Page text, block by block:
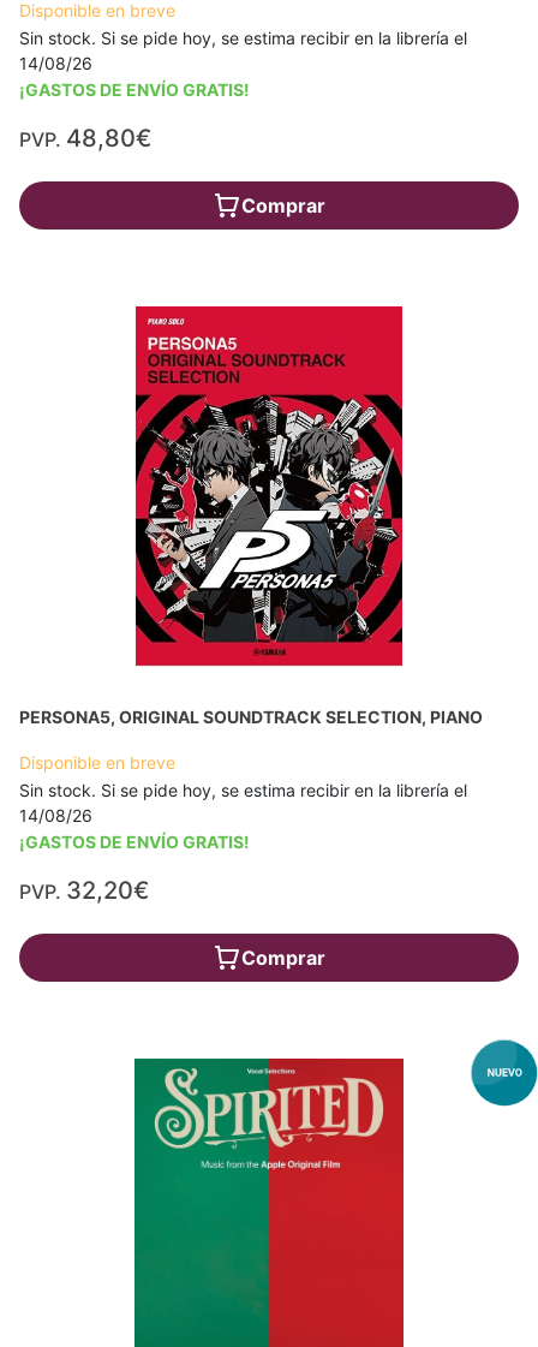
Disponible en breve
Sin stock. Si se pide hoy, se estima recibir en la librería el
14/08/26
¡GASTOS DE ENVÍO GRATIS!
PVP. 48,80€
Comprar
PERSONA5, ORIGINAL SOUNDTRACK SELECTION, PIANO
Disponible en breve
Sin stock. Si se pide hoy, se estima recibir en la librería el
14/08/26
¡GASTOS DE ENVÍO GRATIS!
PVP. 32,20€
Comprar